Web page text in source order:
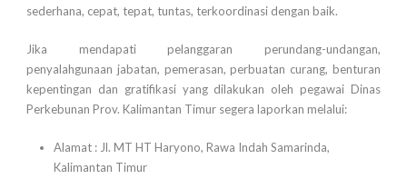
sederhana, cepat, tepat, tuntas, terkoordinasi dengan baik.
Jika mendapati pelanggaran perundang-undangan,
penyalahgunaan jabatan, pemerasan, perbuatan curang, benturan
kepentingan dan gratifikasi yang dilakukan oleh pegawai Dinas
Perkebunan Prov. Kalimantan Timur segera laporkan melalui:
Alamat : Jl. MT HT Haryono, Rawa Indah Samarinda,
Kalimantan Timur